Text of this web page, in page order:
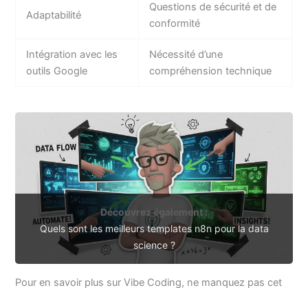
Adaptabilité
Questions de sécurité et de
conformité
Intégration avec les
outils Google
Nécessité d’une
compréhension technique
Découvrez également :
Quels sont les meilleurs templates n8n pour la data
science ?
Pour en savoir plus sur Vibe Coding, ne manquez pas cet